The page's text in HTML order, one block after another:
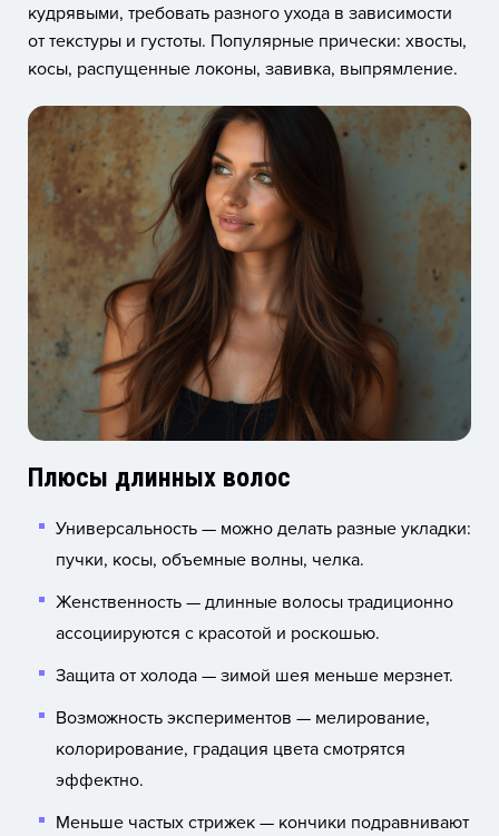
кудрявыми, требовать разного ухода в зависимости
от текстуры и густоты. Популярные прически: хвосты,
косы, распущенные локоны, завивка, выпрямление.
Плюсы длинных волос
Универсальность — можно делать разные укладки:
пучки, косы, объемные волны, челка.
Женственность — длинные волосы традиционно
ассоциируются с красотой и роскошью.
Защита от холода — зимой шея меньше мерзнет.
Возможность экспериментов — мелирование,
колорирование, градация цвета смотрятся
эффектно.
Меньше частых стрижек — кончики подравнивают